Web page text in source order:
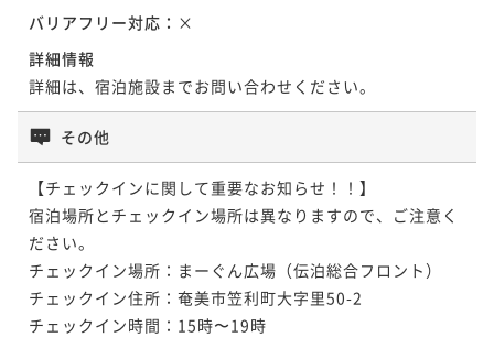
バリアフリー対応： ×
詳細情報
詳細は、宿泊施設までお問い合わせください。
その他
【チェックインに関して重要なお知らせ！！】
宿泊場所とチェックイン場所は異なりますので、ご注意く
ださい。
チェックイン場所：まーぐん広場（伝泊総合フロント）
チェックイン住所：奄美市笠利町大字里50-2
チェックイン時間：15時〜19時